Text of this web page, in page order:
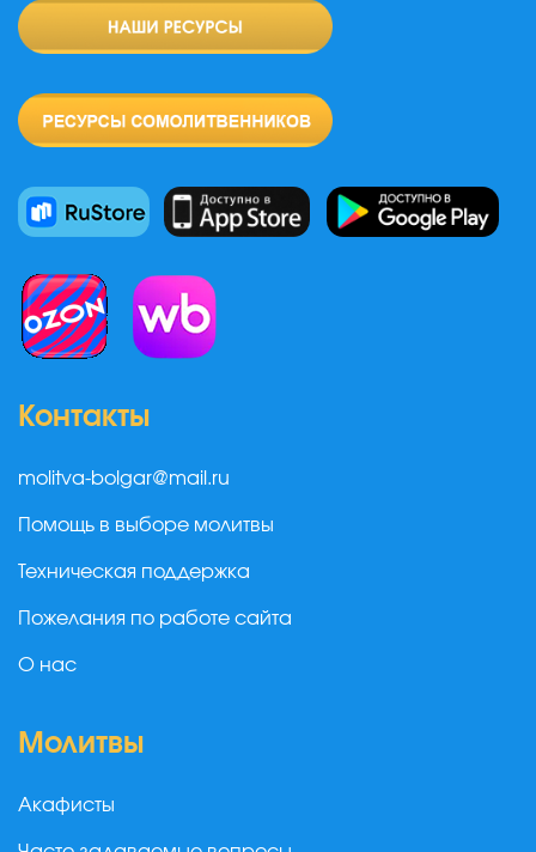
Контакты
molitva-bolgar@mail.ru
Помощь в выборе молитвы
Техническая поддержка
Пожелания по работе сайта
О нас
Молитвы
Акафисты